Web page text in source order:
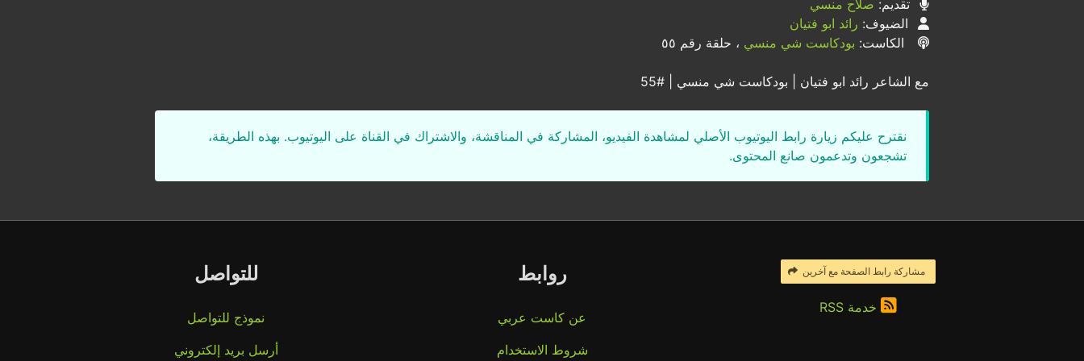
تقديم: صلاح منسي
الضيوف: رائد ابو فتيان
الكاست: بودكاست شي منسي ، حلقة رقم ٥٥
مع الشاعر رائد ابو فتيان | بودكاست شي منسي | #55
نقترح عليكم زيارة رابط اليوتيوب الأصلي لمشاهدة الفيديو، المشاركة في المناقشة، والاشتراك في القناة على اليوتيوب. بهذه الطريقة،
تشجعون وتدعمون صانع المحتوى.
مشاركة رابط الصفحة مع آخرين
خدمة RSS
روابط
عن كاست عربي
شروط الاستخدام
للتواصل
نموذج للتواصل
أرسل بريد إلكتروني